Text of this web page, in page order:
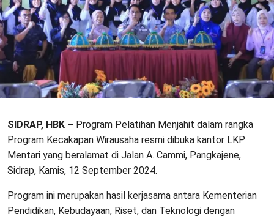
SIDRAP, HBK – Program Pelatihan Menjahit dalam rangka
Program Kecakapan Wirausaha resmi dibuka kantor LKP
Mentari yang beralamat di Jalan A. Cammi, Pangkajene,
Sidrap, Kamis, 12 September 2024.
Program ini merupakan hasil kerjasama antara Kementerian
Pendidikan, Kebudayaan, Riset, dan Teknologi dengan